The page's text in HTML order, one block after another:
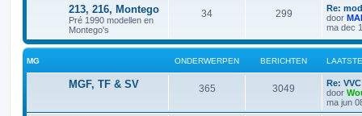
213, 216, Montego
Pré 1990 modellen en
Montego's
34 299
Re:
door
ma dec
MG ONDERWERPEN BERICHTEN
MGF, TF & SV 365 3049
Re:
door
ma jun